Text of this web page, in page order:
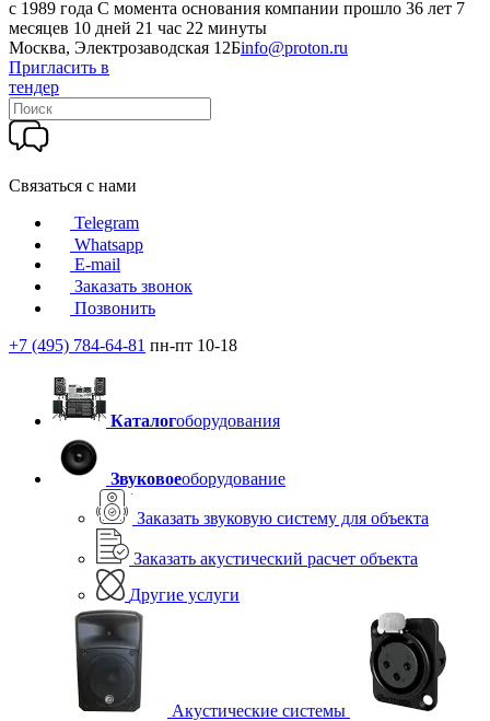
c 1989 года С момента основания компании прошло 36 лет 7
месяцев 10 дней 21 час 22 минуты
Москва, Электрозаводская 12Бinfo@proton.ru
Пригласить в
тендер
Связаться с нами
Telegram
Whatsapp
E-mail
Заказать звонок
Позвонить
+7 (495) 784-64-81 пн-пт 10-18
Каталогоборудования
Звуковоеоборудование
Заказать звуковую систему для объекта
Заказать акустический расчет объекта
Другие услуги
Акустические системы